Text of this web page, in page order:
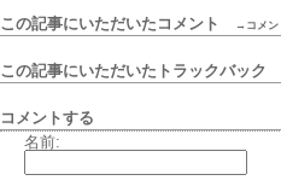
この記事にいただいたコメント →コメン
この記事にいただいたトラックバック
コメントする
名前: